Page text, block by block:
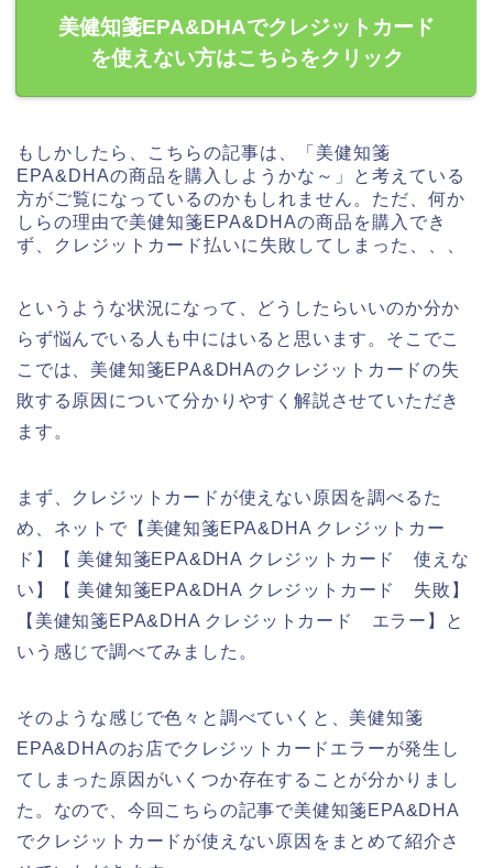
美健知箋EPA&DHAでクレジットカード
を使えない方はこちらをクリック
もしかしたら、こちらの記事は、「美健知箋
EPA&DHAの商品を購入しようかな～」と考えている
方がご覧になっているのかもしれません。ただ、何か
しらの理由で美健知箋EPA&DHAの商品を購入でき
ず、クレジットカード払いに失敗してしまった、、、
というような状況になって、どうしたらいいのか分か
らず悩んでいる人も中にはいると思います。そこでこ
こでは、美健知箋EPA&DHAのクレジットカードの失
敗する原因について分かりやすく解説させていただき
ます。
まず、クレジットカードが使えない原因を調べるた
め、ネットで【美健知箋EPA&DHA クレジットカー
ド】【 美健知箋EPA&DHA クレジットカード 使えな
い】【 美健知箋EPA&DHA クレジットカード 失敗】
【美健知箋EPA&DHA クレジットカード エラー】と
いう感じで調べてみました。
そのような感じで色々と調べていくと、美健知箋
EPA&DHAのお店でクレジットカードエラーが発生し
てしまった原因がいくつか存在することが分かりまし
た。なので、今回こちらの記事で美健知箋EPA&DHA
でクレジットカードが使えない原因をまとめて紹介さ